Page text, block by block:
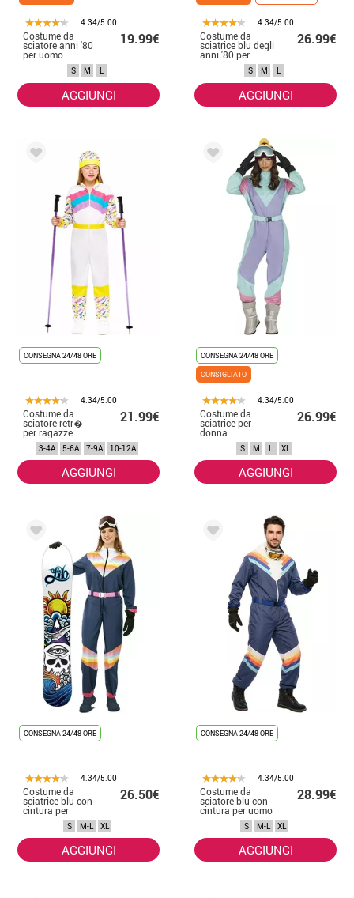
4.34/5.00
Costume da
sciatore anni '80
per uomo
19.99€
S M L
AGGIUNGI
4.34/5.00
Costume da
sciatrice blu degli
anni '80 per
26.99€
S M L
AGGIUNGI
CONSEGNA 24/48 ORE
4.34/5.00
Costume da
sciatore retr�
per ragazze
21.99€
3-4A 5-6A 7-9A 10-12A
AGGIUNGI
CONSEGNA 24/48 ORE
CONSIGLIATO
4.34/5.00
Costume da
sciatrice per
donna
26.99€
S M L XL
AGGIUNGI
CONSEGNA 24/48 ORE
4.34/5.00
Costume da
sciatrice blu con
cintura per
26.50€
S M-L XL
AGGIUNGI
CONSEGNA 24/48 ORE
4.34/5.00
Costume da
sciatore blu con
cintura per uomo
28.99€
S M-L XL
AGGIUNGI